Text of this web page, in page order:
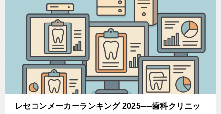
レセコンメーカーランキング 2025──歯科クリニッ